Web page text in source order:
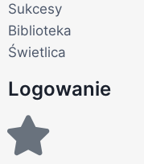
Sukcesy
Biblioteka
Świetlica
Logowanie